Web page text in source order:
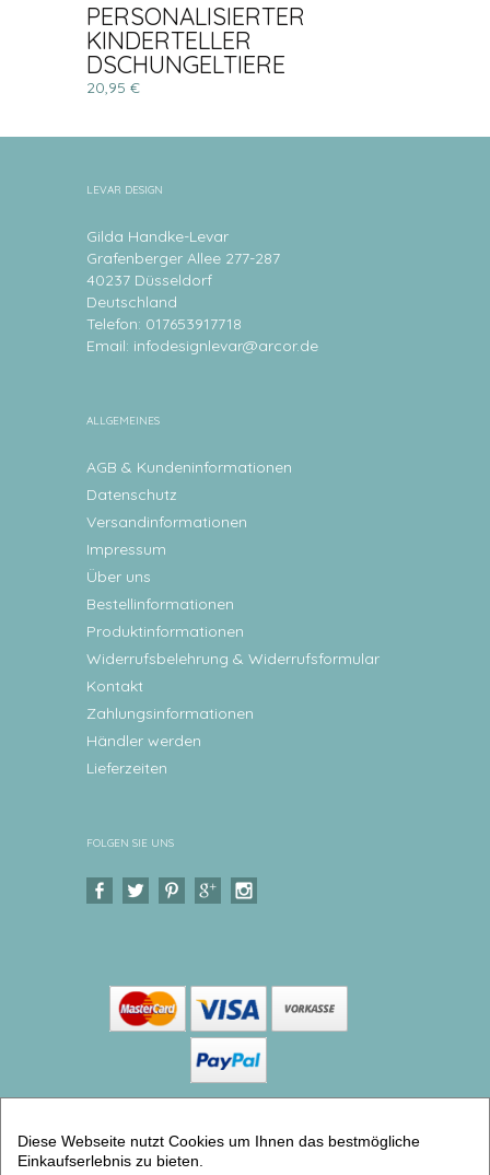
PERSONALISIERTER
KINDERTELLER
DSCHUNGELTIERE
20,95 €
LEVAR DESIGN
Gilda Handke-Levar
Grafenberger Allee 277-287
40237 Düsseldorf
Deutschland
Telefon: 017653917718
Email: infodesignlevar@arcor.de
ALLGEMEINES
AGB & Kundeninformationen
Datenschutz
Versandinformationen
Impressum
Über uns
Bestellinformationen
Produktinformationen
Widerrufsbelehrung & Widerrufsformular
Kontakt
Zahlungsinformationen
Händler werden
Lieferzeiten
FOLGEN SIE UNS
erstellt mit VersaCommerce.
Kinderteller Eichhörnchen Großer Teller aus Melamin
Diese Webseite nutzt Cookies um Ihnen das bestmögliche
Einkaufserlebnis zu bieten.